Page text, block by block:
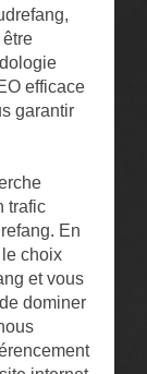
efficace
garantir
trafic
En
choix
et vous
dominer